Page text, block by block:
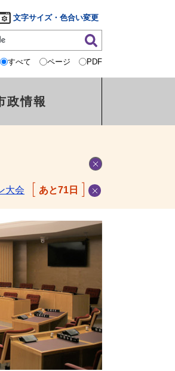
文字サイズ・色合い変更
すべて ページ PDF
政情報
大会 あと71日